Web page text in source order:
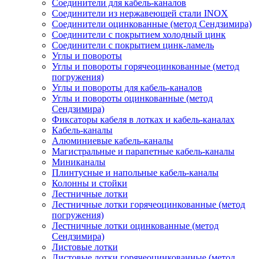
Соединители для кабель-каналов
Соединители из нержавеющей стали INOX
Соединители оцинкованные (метод Сендзимира)
Соединители с покрытием холодный цинк
Соединители с покрытием цинк-ламель
Углы и повороты
Углы и повороты горячеоцинкованные (метод
погружения)
Углы и повороты для кабель-каналов
Углы и повороты оцинкованные (метод
Сендзимира)
Фиксаторы кабеля в лотках и кабель-каналах
Кабель-каналы
Алюминиевые кабель-каналы
Магистральные и парапетные кабель-каналы
Миниканалы
Плинтусные и напольные кабель-каналы
Колонны и стойки
Лестничные лотки
Лестничные лотки горячеоцинкованные (метод
погружения)
Лестничные лотки оцинкованные (метод
Сендзимира)
Листовые лотки